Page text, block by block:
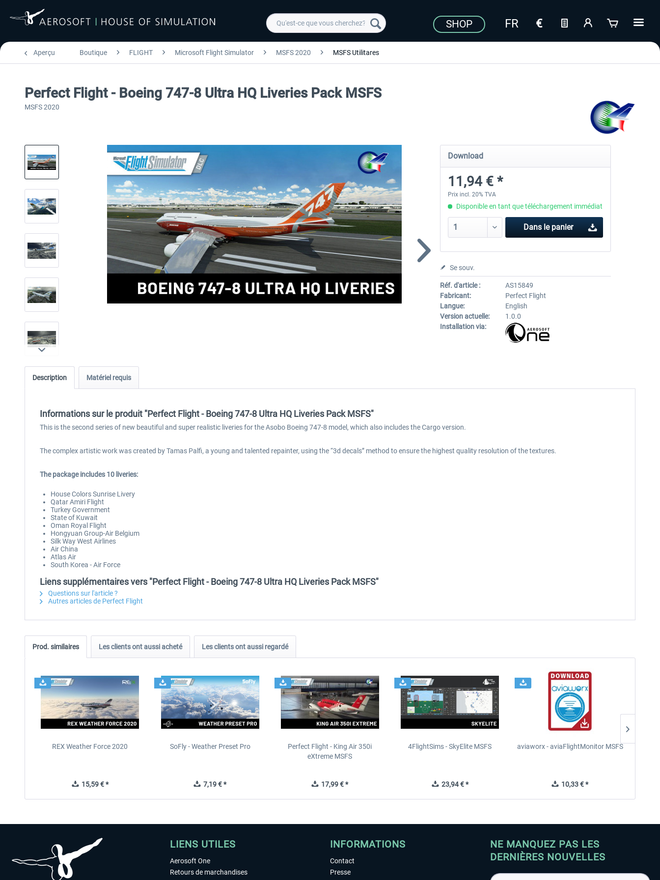
SHOP
Aperçu Boutique FLIGHT Microsoft Flight Simulator MSFS 2020 MSFS Utilitares
Perfect Flight - Boeing 747-8 Ultra HQ Liveries Pack MSFS
MSFS 2020
Download
11,94 € *
Prix incl. 20% TVA
Disponible en tant que téléchargement immédiat
Dans le panier
Se souv.
Réf. d'article :
AS15849
Fabricant:
Perfect Flight
Langue:
English
Version actuelle:
1.0.0
Installation via:
Description Matériel requis
Informations sur le produit "Perfect Flight - Boeing 747-8 Ultra HQ Liveries Pack MSFS"
This is the second series of new beautiful and super realistic liveries for the Asobo Boeing 747-8 model, which also includes the Cargo version.
The complex artistic work was created by Tamas Palfi, a young and talented repainter, using the “3d decals” method to ensure the highest quality resolution of the textures.
The package includes 10 liveries:
House Colors Sunrise Livery
Qatar Amiri Flight
Turkey Government
State of Kuwait
Oman Royal Flight
Hongyuan Group-Air Belgium
Silk Way West Airlines
Air China
Atlas Air
South Korea - Air Force
Liens supplémentaires vers "Perfect Flight - Boeing 747-8 Ultra HQ Liveries Pack MSFS"
Questions sur l'article ?
Autres articles de Perfect Flight
Prod. similaires Les clients ont aussi acheté Les clients ont aussi regardé
REX Weather Force 2020
15,59 € *
SoFly - Weather Preset Pro
7,19 € *
Perfect Flight - King Air 350i
eXtreme MSFS
17,99 € *
4FlightSims - SkyElite MSFS
23,94 € *
aviaworx - aviaFlightMonitor MSFS
10,33 € *
LIENS UTILES
Aerosoft One
Retours de marchandises
INFORMATIONS
Contact
Presse
NE MANQUEZ PAS LES
DERNIÈRES NOUVELLES